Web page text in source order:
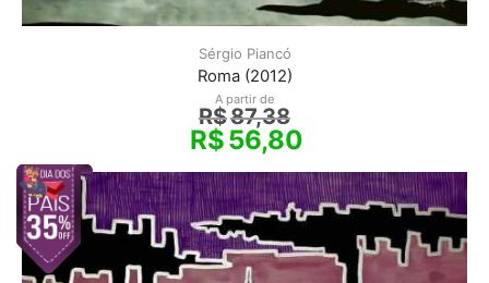
Sérgio Piancó
Roma (2012)
A partir de
R$87,38
R$56,80